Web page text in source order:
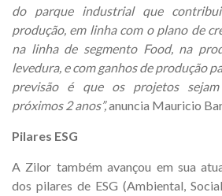
do parque industrial que
produção, em linha com o plano de
na linha de segmento Food, na
levedura, e com ganhos de produção
previsão é que os projetos sejam
próximos 2 anos”,anuncia Mauricio
Pilares ESG
A Zilor também avançou em sua
dos pilares de ESG (Ambiental,